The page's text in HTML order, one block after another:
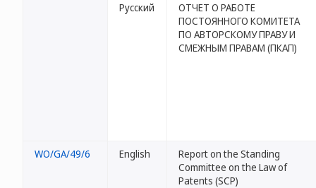
Русский
ОТЧЕТ О РАБОТЕ
ПОСТОЯННОГО КОМИТЕТА
ПО АВТОРСКОМУ ПРАВУ И
СМЕЖНЫМ ПРАВАМ (ПКАП)
WO/GA/49/6 English
Report on the Standing
Committee on the Law of
Patents (SCP)